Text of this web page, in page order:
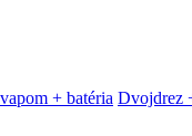
+ batéria Dvojdrez